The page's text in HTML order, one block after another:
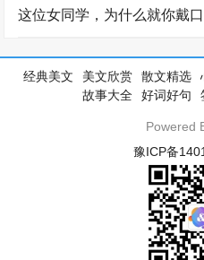
这位女同学，为什么就你戴口
经典美文 美文欣赏 散文精选
故事大全
好词好句
Powered
豫ICP备